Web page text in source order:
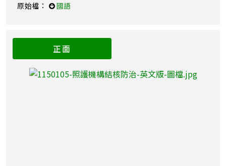
原始檔：
國語
正面